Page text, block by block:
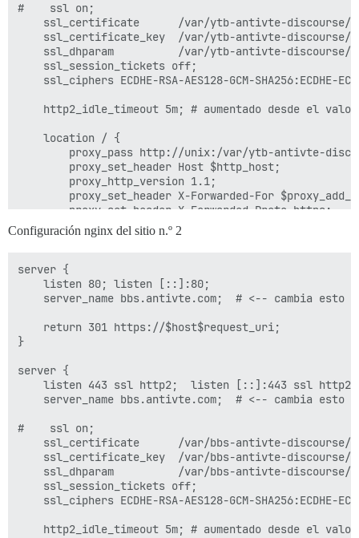
## Se requieren dirección, nombre de usuario y
# ADVERTENCIA: el carácter '#' en la contraseña de
  DISCOURSE_SMTP_ADDRESS: smtp.mailgun.org
  DISCOURSE_SMTP_PORT: 587
DISCOURSE_SMTP_USER_NAME:
DISCOURSE_SMTP_PASSWORD:
  LETSENCRYPT_ACCOUNT_EMAIL: techempower@163.com
## La dirección CDN http o https para esta
## consulta https://meta.discourse.org/t/14857
#DISCOURSE_CDN_URL: https://discourse-
## El contenedor Docker es sin estado; todos los
volumes:
host: /var/bbs-antivte-discourse/shared/
      guest: /shared
  - volume:
      guest: /var/log
## consulta https://meta.discourse.org/t/19157 para
hooks:
  after_code:
        cd: $home/plugins
        cmd:
- git clone https://github.com/discourse/
- git clone https://github.com/discourse/
- git clone https://github.com/discourse/
- git clone https://github.com/procourse/
#    ssl on;
ssl_certificate      /var/ytb-antivte-discourse/
ssl_certificate_key  /var/ytb-antivte-discourse/
ssl_dhparam          /var/ytb-antivte-discourse/
    ssl_session_tickets off;
ssl_ciphers ECDHE-RSA-AES128-GCM-SHA256:ECDHE-
http2_idle_timeout 5m; # aumentado desde el
    location / {
proxy_pass http://unix:/var/ytb-antivte-
        proxy_set_header Host $http_host;
        proxy_http_version 1.1;
proxy_set_header X-Forwarded-For
        proxy_set_header X-Forwarded-Proto https;
        proxy_set_header X-Real-IP $remote_addr;
    }
Configuración nginx del sitio n.º 2
server {
    listen 80; listen [::]:80;
    server_name bbs.antivte.com;  # <-- cambia esto
    return 301 https://$host$request_uri;
}
server {
    listen 443 ssl http2;  listen [::]:443 ssl http2;
    server_name bbs.antivte.com;  # <-- cambia esto
#    ssl on;
ssl_certificate      /var/bbs-antivte-
ssl_certificate_key  /var/bbs-antivte-
ssl_dhparam          /var/bbs-antivte-discourse/
    ssl_session_tickets off;
ssl_ciphers ECDHE-RSA-AES128-GCM-SHA256:ECDHE-
http2_idle_timeout 5m; # aumentado desde el